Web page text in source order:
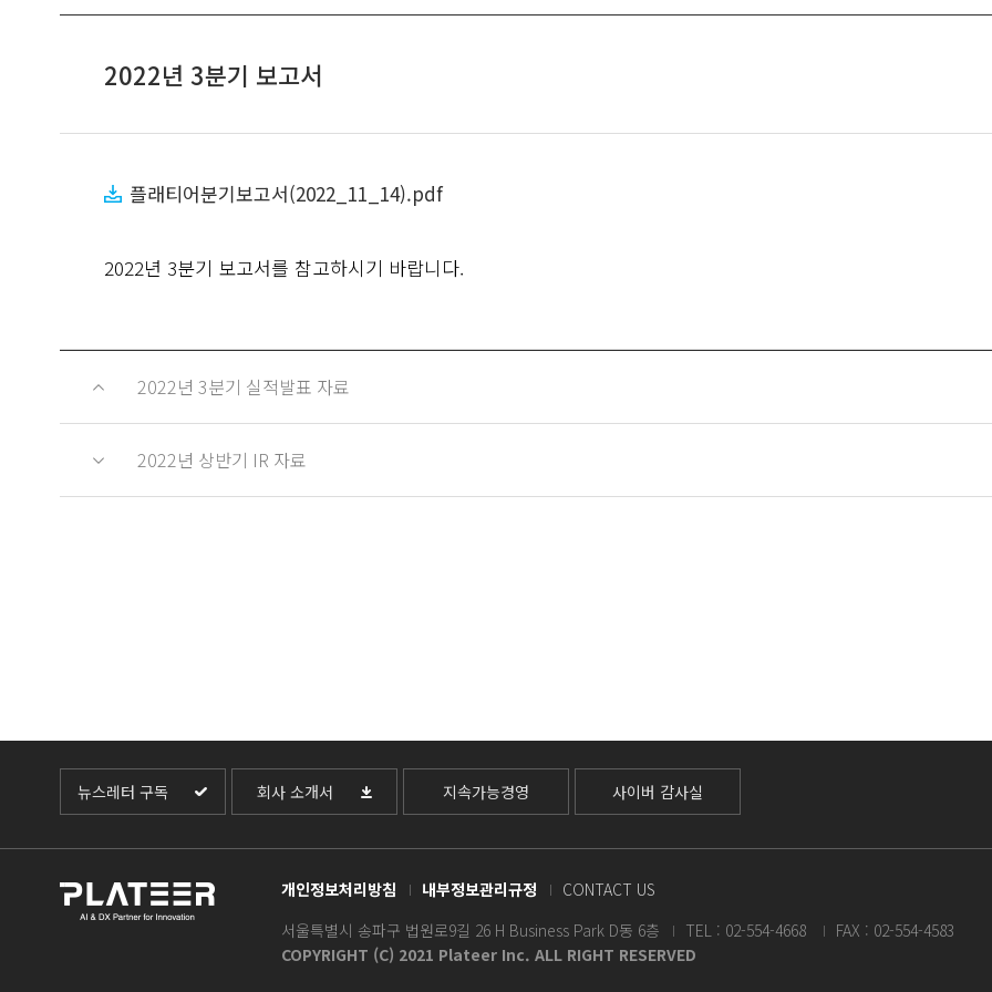
2022년 3분기 보고서
플래티어분기보고서(2022_11_14).pdf
2022년 3분기 보고서를 참고하시기 바랍니다.
2022년 3분기 실적발표 자료
2022년 상반기 IR 자료
뉴스레터 구독 회사 소개서 지속가능경영 사이버 감사실
개인정보처리방침 내부정보관리규정 CONTACT US
서울특별시 송파구 법원로9길 26 H Business Park D동 6층 TEL : 02-554-4668
FAX : 02-554-4583
COPYRIGHT (C) 2021 Plateer Inc. ALL RIGHT RESERVED